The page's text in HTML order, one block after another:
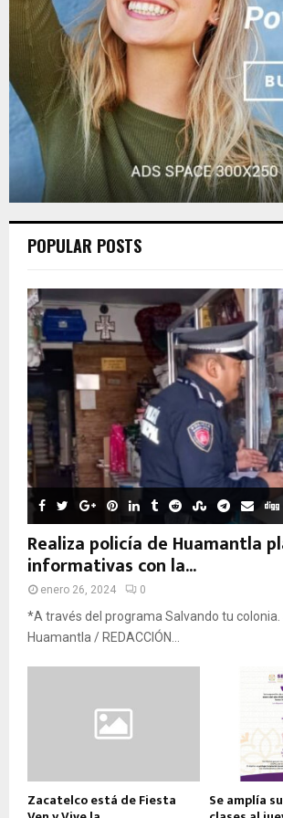
POPULAR POSTS
Realiza policía de Huamantla
informativas con la...
enero 26, 2024 0
*A través del programa Salvando tu colonia.
Huamantla / REDACCIÓN...
Zacatelco está de Fiesta Se amplía